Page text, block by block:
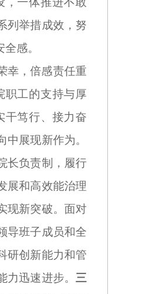
列举措成效，努
感。
幸，倍感责任重
职工的支持与厚
干笃行、接力奋
展现新作为。
长负责制，履行
展和高效能治理
现新突破。面对
导班子成员和全
研创新能力和管
迅速进步。 三